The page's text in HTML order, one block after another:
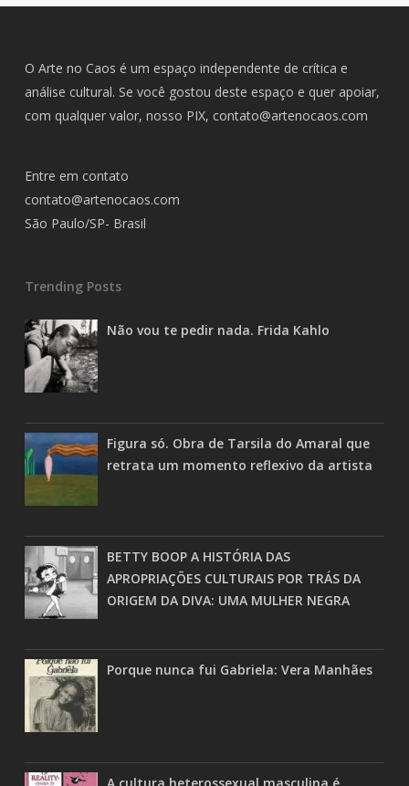
O Arte no Caos é um espaço independente de crítica e
análise cultural. Se você gostou deste espaço e quer apoiar,
com qualquer valor, nosso PIX, contato@artenocaos.com
Entre em contato
contato@artenocaos.com
São Paulo/SP- Brasil
Trending Posts
Não vou te pedir nada. Frida Kahlo
Figura só. Obra de Tarsila do Amaral que
retrata um momento reflexivo da artista
BETTY BOOP A HISTÓRIA DAS
APROPRIAÇÕES CULTURAIS POR TRÁS DA
ORIGEM DA DIVA: UMA MULHER NEGRA
Porque nunca fui Gabriela: Vera Manhães